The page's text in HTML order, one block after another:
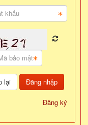
Đăng nhập
Đăng ký